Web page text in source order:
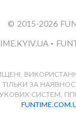
© 2015-2026
•
ЗА
СИСТЕМ,